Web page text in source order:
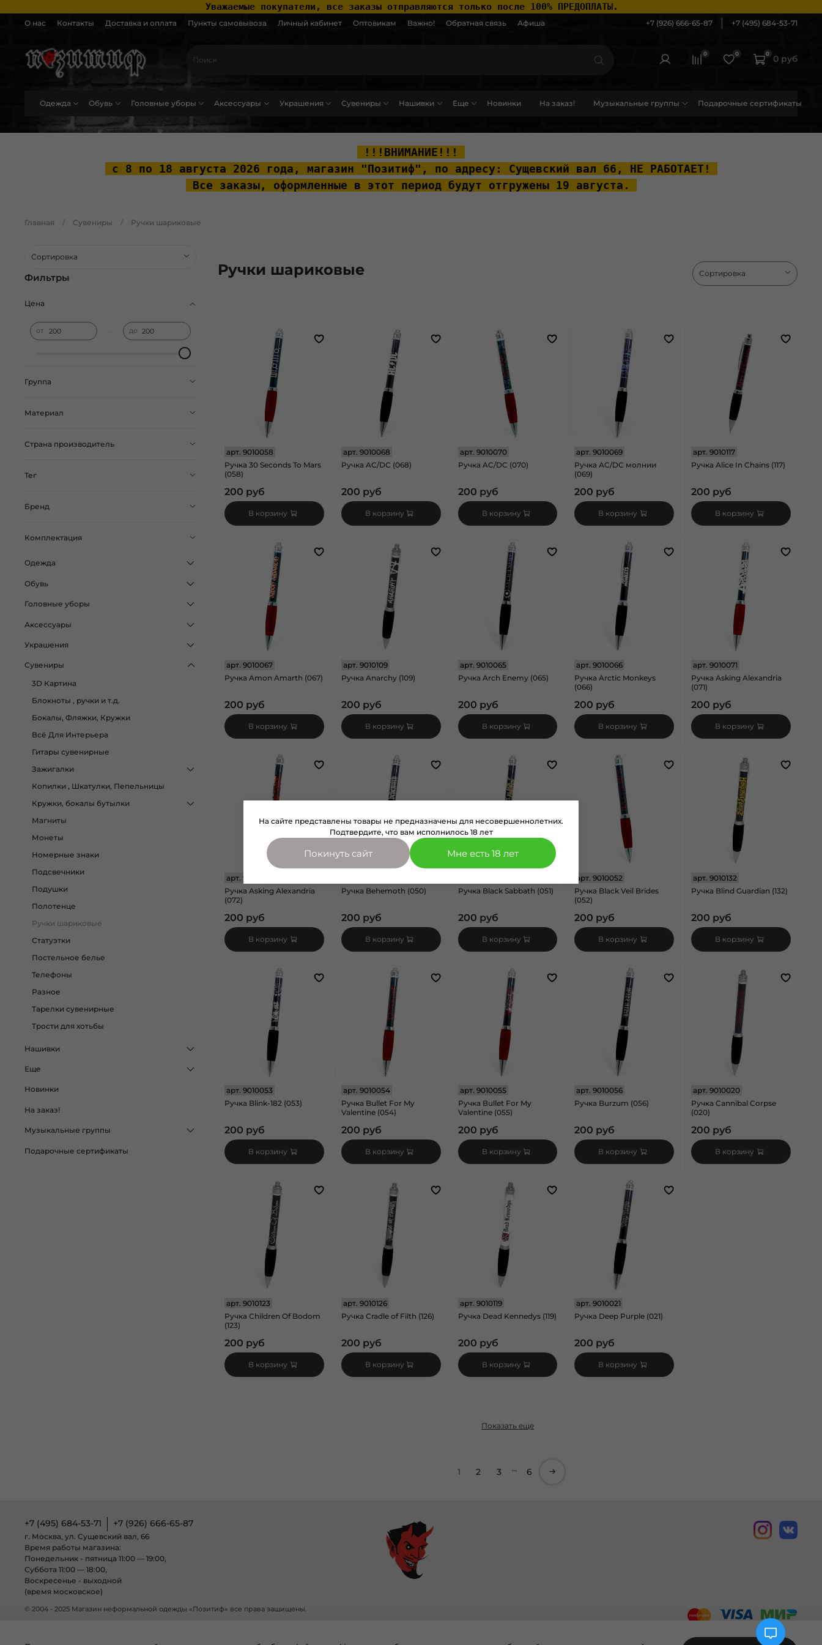
Уважаемые покупатели, все заказы отправляются только после 100% ПРЕДОПЛАТЫ.
О нас Контакты Доставка и оплата Пункты самовывоза Личный кабинет Оптовикам Важно! Обратная связь Афиша +7 (926) 666-65-87 +7 (495) 684-53-71
0 0 0
0 руб
Одежда Обувь Головные уборы Аксессуары Украшения Сувениры Нашивки Еще Новинки На заказ! Музыкальные группы Подарочные сертификаты
!!!ВНИМАНИЕ!!!
с 8 по 18 августа 2026 года, магазин "Позитиф", по адресу: Сущевский вал 66, НЕ РАБОТАЕТ!
Все заказы, оформленные в этот период будут отгружены 19 августа.
Главная Сувениры Ручки шариковые
Ручки шариковые
арт. 9010058
Ручка 30 Seconds To Mars
(058)
200 руб
В корзину
арт. 9010068
Ручка AC/DC (068)
200 руб
В корзину
арт. 9010070
Ручка AC/DC (070)
200 руб
В корзину
арт.9010069
Ручка AC/DC молнии
(069)
200 руб
В корзину
арт.9010117
Ручка Alice In Chains (117)
200 руб
В корзину
арт. 9010067
Ручка Amon Amarth (067)
200 руб
В корзину
арт. 9010109
Ручка Anarchy (109)
200 руб
В корзину
арт. 9010065
Ручка Arch Enemy (065)
200 руб
В корзину
арт.9010066
Ручка Arctic Monkeys
(066)
200 руб
В корзину
арт.9010071
Ручка Asking Alexandria
(071)
200 руб
В корзину
арт. 9010072
Ручка Asking Alexandria
(072)
200 руб
В корзину
Ручка Behemoth (050)
200 руб
В корзину
Ручка Black Sabbath (051)
200 руб
В корзину
арт.9010052
Ручка Black Veil Brides
(052)
200 руб
В корзину
арт.9010132
Ручка Blind Guardian (132)
200 руб
В корзину
арт. 9010053
Ручка Blink-182 (053)
200 руб
В корзину
арт. 9010054
Ручка Bullet For My
Valentine (054)
200 руб
В корзину
арт. 9010055
Ручка Bullet For My
Valentine (055)
200 руб
В корзину
арт.9010056
Ручка Burzum (056)
200 руб
В корзину
арт.9010020
Ручка Cannibal Corpse
(020)
200 руб
В корзину
арт. 9010123
Ручка Children Of Bodom
(123)
200 руб
В корзину
арт. 9010126
Ручка Cradle of Filth (126)
200 руб
В корзину
арт. 9010119
Ручка Dead Kennedys (119)
200 руб
В корзину
арт.9010021
Ручка Deep Purple (021)
200 руб
В корзину
Показать еще
1 2 3 … 6
Фильтры
Цена
от до
Группа
Материал
Страна производитель
Тег
Бренд
Комплектация
Одежда
Обувь
Головные уборы
Аксессуары
Украшения
Сувениры
3D Картина
Блокноты , ручки и т.д.
Бокалы, Фляжки, Кружки
Всё Для Интерьера
Гитары сувенирные
Зажигалки
Копилки , Шкатулки, Пепельницы
Кружки, бокалы бутылки
Магниты
Монеты
Номерные знаки
Подсвечники
Подушки
Полотенце
Ручки шариковые
Статуэтки
Постельное белье
Телефоны
Разное
Тарелки сувенирные
Трости для хотьбы
Нашивки
Еще
Новинки
На заказ!
Музыкальные группы
Подарочные сертификаты
+7 (495) 684-53-71 +7 (926) 666-65-87
г. Москва, ул. Сущевский вал, 66
Время работы магазина:
Понедельник - пятница 11:00 — 19:00,
Суббота 11:00 — 18:00,
Воскресенье - выходной
(время московское)
© 2004 - 2025 Магазин неформальной одежды «Позитиф» все права защищены.
На сайте представлены товары не предназначены для несовершеннолетних.
Подтвердите, что вам исполнилось 18 лет
Покинуть сайт Мне есть 18 лет